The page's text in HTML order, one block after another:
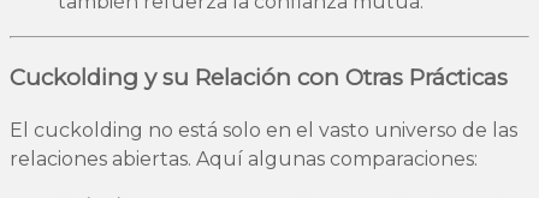
Cuckolding y su Relación con Otras Prácticas
El cuckolding no está solo en el vasto universo de las
relaciones abiertas. Aquí algunas comparaciones: